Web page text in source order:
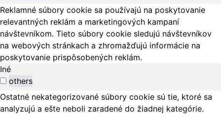
Reklamné súbory cookie sa používajú na poskytovanie
relevantných reklám a marketingových kampaní
návštevníkom. Tieto súbory cookie sledujú návštevníkov
na webových stránkach a zhromažďujú informácie na
poskytovanie prispôsobených reklám.
Iné
others
Ostatné nekategorizované súbory cookie sú tie, ktoré sa
analyzujú a ešte neboli zaradené do žiadnej kategórie.